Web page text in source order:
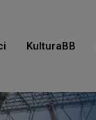
KulturaBB